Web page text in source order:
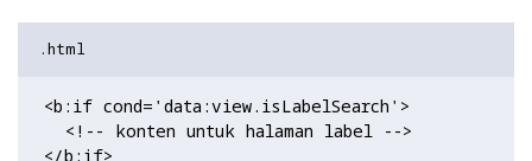
<b:if cond='data:view.isLabelSearch'>
  <!-- konten untuk halaman label -->